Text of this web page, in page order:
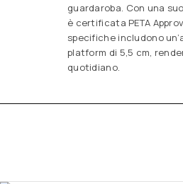
guardaroba. Con una
è certificata PETA
specifiche includono
platform di 5,5 cm,
quotidiano.